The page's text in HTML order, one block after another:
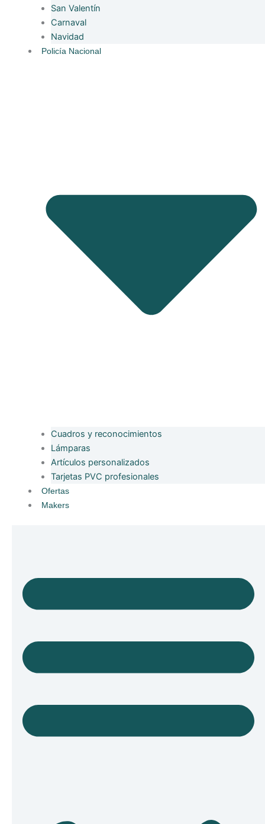
San Valentín
Carnaval
Navidad
Policía Nacional
Cuadros y reconocimientos
Lámparas
Artículos personalizados
Tarjetas PVC profesionales
Ofertas
Makers